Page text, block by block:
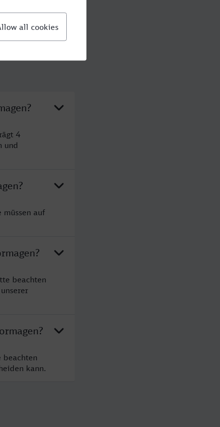
4
und
müssen auf
beachten
beachten
kann.